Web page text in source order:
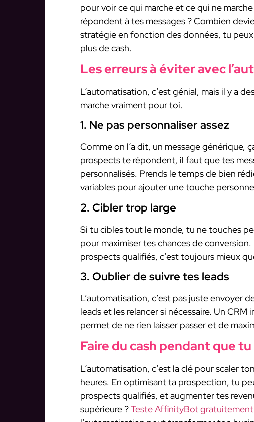
pour voir ce qui marche et ce qui ne
répondent à tes messages ? Combien
stratégie en fonction des données, tu
plus de cash.
Les erreurs à éviter avec
L’automatisation, c’est génial, mais il y a
marche vraiment pour toi.
1. Ne pas personnaliser assez
Comme on l’a dit, un message générique,
prospects te répondent, il faut que tes
personnalisés. Prends le temps de bien
variables pour ajouter une touche
2. Cibler trop large
Si tu cibles tout le monde, tu ne touches
pour maximiser tes chances de
prospects qualifiés, c’est toujours mieux
3. Oublier de suivre tes leads
L’automatisation, c’est pas juste envoyer
leads et les relancer si nécessaire. Un CRM
permet de ne rien laisser passer et de
Faire du cash pendant que
L’automatisation, c’est la clé pour scaler
heures. En optimisant ta prospection, tu
prospects qualifiés, et augmenter tes
supérieure ?Teste AffinityBot gratuitement